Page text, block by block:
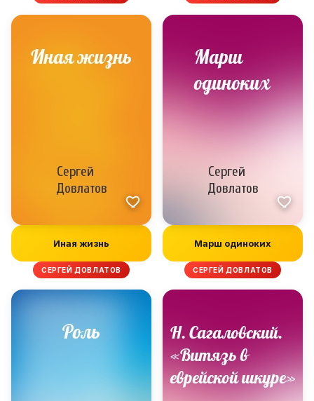
Иная жизнь
СЕРГЕЙ ДОВЛАТОВ
Марш одиноких
СЕРГЕЙ ДОВЛАТОВ